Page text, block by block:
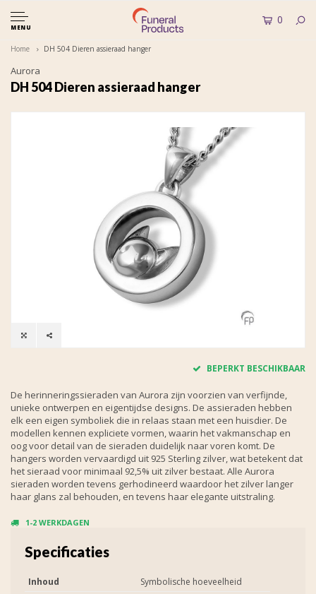
MENU
0
Home DH 504 Dieren assieraad hanger
Aurora
DH 504 Dieren assieraad hanger
BEPERKT BESCHIKBAAR
De herinneringssieraden van Aurora zijn voorzien van verfijnde,
unieke ontwerpen en eigentijdse designs. De assieraden hebben
elk een eigen symboliek die in relaas staan met een huisdier. De
modellen kennen expliciete vormen, waarin het vakmanschap en
oog voor detail van de sieraden duidelijk naar voren komt. De
hangers worden vervaardigd uit 925 Sterling zilver, wat betekent dat
het sieraad voor minimaal 92,5% uit zilver bestaat. Alle Aurora
sieraden worden tevens gerhodineerd waardoor het zilver langer
haar glans zal behouden, en tevens haar elegante uitstraling.
1-2 WERKDAGEN
Specificaties
Inhoud
Symbolische hoeveelheid